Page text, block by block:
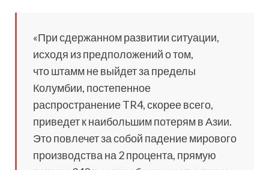
«При сдержанном развитии ситуации,
исходя из предположений о том,
что штамм не выйдет за пределы
Колумбии, постепенное
распространение TR4, скорее всего,
приведет к наибольшим потерям в Азии.
Это повлечет за собой падение мирового
производства на 2 процента, прямую